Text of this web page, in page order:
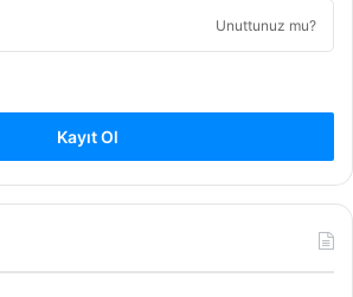
Unuttunuz mu?
Kayıt Ol